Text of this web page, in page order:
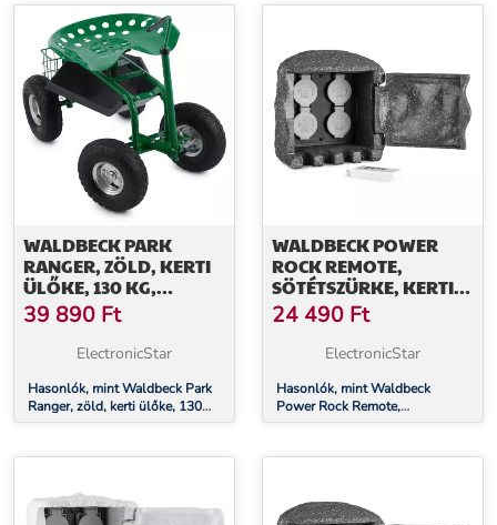
WALDBECK PARK
RANGER, ZÖLD, KERTI
ÜLŐKE, 130 KG,
MOZGÓ, TÁROLÓHELY,
ACÉL
39 890 Ft
ElectronicStar
Hasonlók, mint Waldbeck Park
Ranger, zöld, kerti ülőke, 130
kg, mozgó, tárolóhely, acél
WALDBECK POWER
ROCK REMOTE,
SÖTÉTSZÜRKE, KERTI
CSATLAKOZÓ ALJZAT,
4-ES ELOSZTÓ, 1,5 M,
TÁVIRÁNYÍTÓ, SZIKLA
24 490 Ft
ElectronicStar
Hasonlók, mint Waldbeck
Power Rock Remote,
sötétszürke, kerti csatlakozó
távirányító, szikla